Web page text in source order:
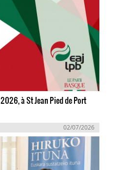
à St Jean Pied de Port
02/07/2026